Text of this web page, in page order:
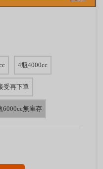
4瓶4000cc
受再下單
6000cc無庫存